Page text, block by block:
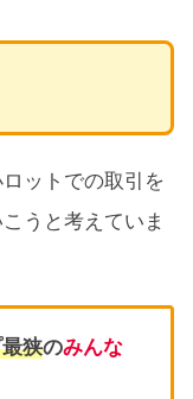
ットでの取引を
うと考えていま
狭のみんな